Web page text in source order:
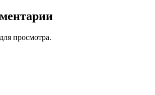
просмотра.